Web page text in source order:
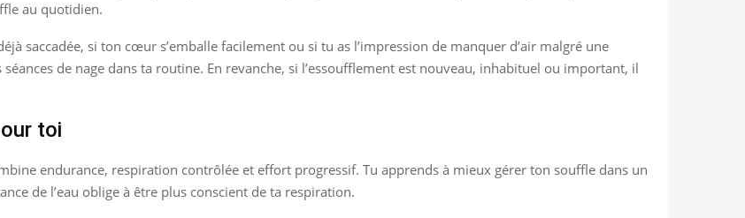
au quotidien.
saccadée, si ton cœur s’emballe facilement ou si tu as l’impression de manquer d’air malgré une
de nage dans ta routine. En revanche, si l’essoufflement est nouveau, inhabituel ou important, il
toi
endurance, respiration contrôlée et effort progressif. Tu apprends à mieux gérer ton souffle dans un
de l’eau oblige à être plus conscient de ta respiration.